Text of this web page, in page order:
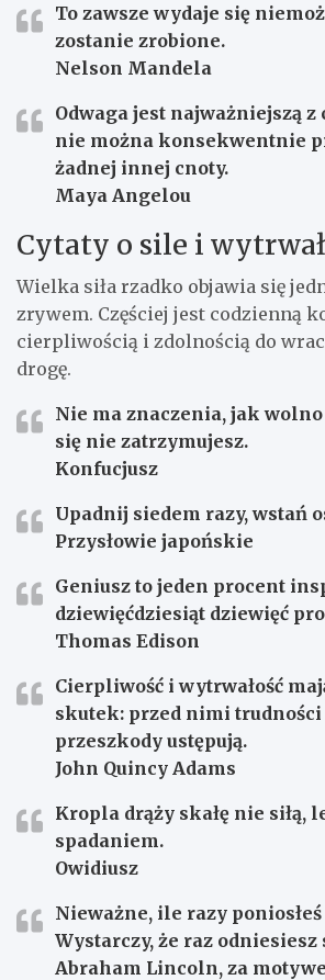
To zawsze wydaje się
zostanie zrobione.
Nelson Mandela
Odwaga jest najważniejszą z
nie można konsekwentnie
żadnej innej cnoty.
Maya Angelou
Cytaty o sile i
Wielka siła rzadko objawia się
zrywem. Częściej jest codzienną
cierpliwością i zdolnością do
drogę.
Nie ma znaczenia, jak
się nie zatrzymujesz.
Konfucjusz
Upadnij siedem razy, wstań
Przysłowie japońskie
Geniusz to jeden procent
dziewięćdziesiąt dziewięć
Thomas Edison
Cierpliwość i wytrwałość
skutek: przed nimi trudności
przeszkody ustępują.
John Quincy Adams
Kropla drąży skałę nie siłą,
spadaniem.
Owidiusz
Nieważne, ile razy
Wystarczy, że raz odniesiesz
Abraham Lincoln, za